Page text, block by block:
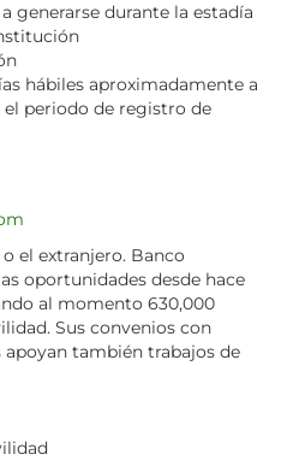
generarse durante la estadía
hábiles aproximadamente a
periodo de registro de
el extranjero. Banco
oportunidades desde hace
al momento 630,000
Sus convenios con
también trabajos de